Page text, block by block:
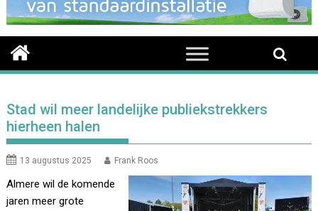
Stad wil meer landelijke publiekstrekkers
hierheen halen
13 augustus 2025 Frank Roos
Almere wil de komende
jaren meer grote